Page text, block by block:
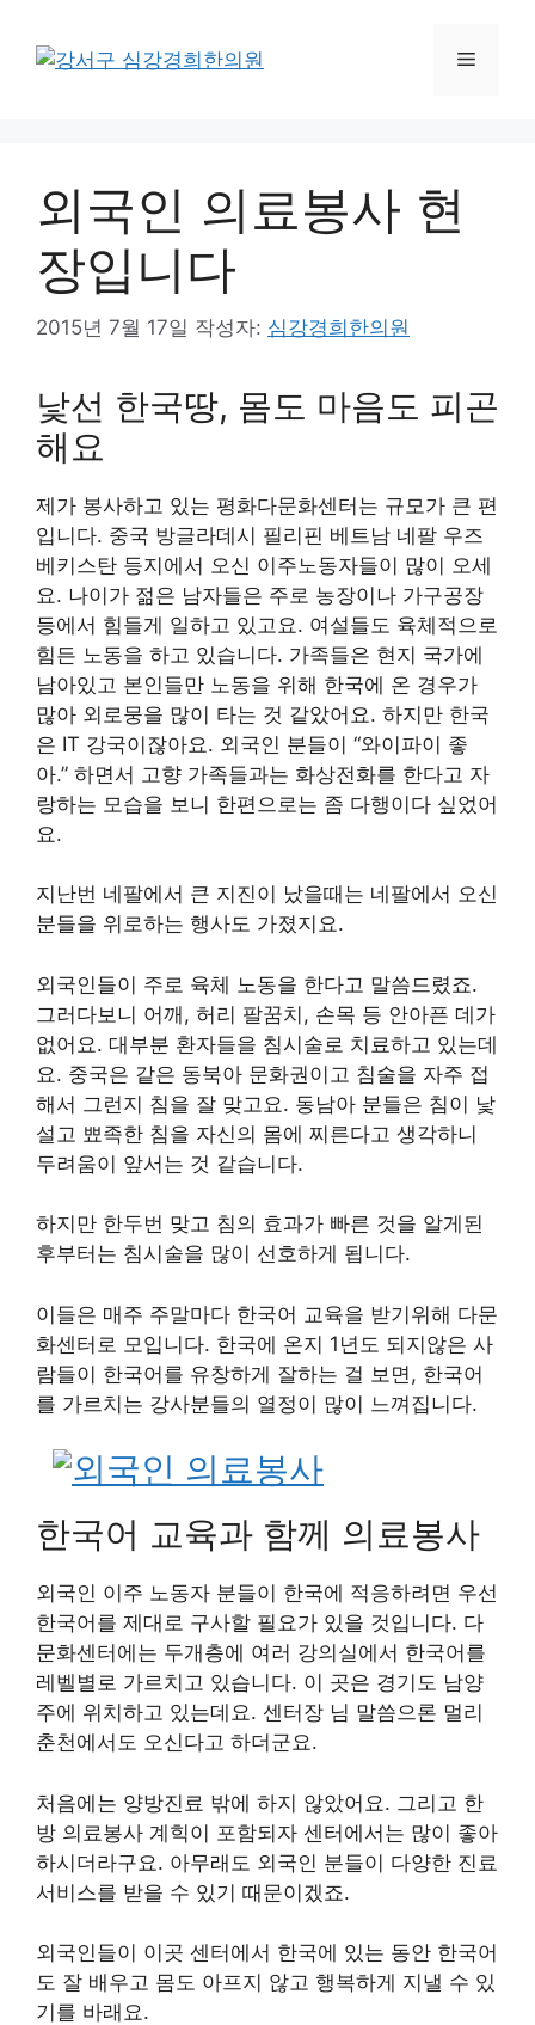
메
외국인 의료봉사 현
장입니다
2015년 7월 17일 작성자: 심강경희한의원
낯선 한국땅, 몸도 마음도 피곤
해요
제가 봉사하고 있는 평화다문화센터는 규모가 큰 편
입니다. 중국 방글라데시 필리핀 베트남 네팔 우즈
베키스탄 등지에서 오신 이주노동자들이 많이 오세
요. 나이가 젊은 남자들은 주로 농장이나 가구공장
등에서 힘들게 일하고 있고요. 여설들도 육체적으로
힘든 노동을 하고 있습니다. 가족들은 현지 국가에
남아있고 본인들만 노동을 위해 한국에 온 경우가
많아 외로뭉을 많이 타는 것 같았어요. 하지만 한국
은 IT 강국이잖아요. 외국인 분들이 “와이파이 좋
아.” 하면서 고향 가족들과는 화상전화를 한다고 자
랑하는 모습을 보니 한편으로는 좀 다행이다 싶었어
요.
지난번 네팔에서 큰 지진이 났을때는 네팔에서 오신
분들을 위로하는 행사도 가졌지요.
외국인들이 주로 육체 노동을 한다고 말씀드렸죠.
그러다보니 어깨, 허리 팔꿈치, 손목 등 안아픈 데가
없어요. 대부분 환자들을 침시술로 치료하고 있는데
요. 중국은 같은 동북아 문화권이고 침술을 자주 접
해서 그런지 침을 잘 맞고요. 동남아 분들은 침이 낯
설고 뾰족한 침을 자신의 몸에 찌른다고 생각하니
두려움이 앞서는 것 같습니다.
하지만 한두번 맞고 침의 효과가 빠른 것을 알게된
후부터는 침시술을 많이 선호하게 됩니다.
이들은 매주 주말마다 한국어 교육을 받기위해 다문
화센터로 모입니다. 한국에 온지 1년도 되지않은 사
람들이 한국어를 유창하게 잘하는 걸 보면, 한국어
를 가르치는 강사분들의 열정이 많이 느껴집니다.
한국어 교육과 함께 의료봉사
외국인 이주 노동자 분들이 한국에 적응하려면 우선
한국어를 제대로 구사할 필요가 있을 것입니다. 다
문화센터에는 두개층에 여러 강의실에서 한국어를
레벨별로 가르치고 있습니다. 이 곳은 경기도 남양
주에 위치하고 있는데요. 센터장 님 말씀으론 멀리
춘천에서도 오신다고 하더군요.
처음에는 양방진료 밖에 하지 않았어요. 그리고 한
방 의료봉사 계힉이 포함되자 센터에서는 많이 좋아
하시더라구요. 아무래도 외국인 분들이 다양한 진료
서비스를 받을 수 있기 때문이겠죠.
외국인들이 이곳 센터에서 한국에 있는 동안 한국어
도 잘 배우고 몸도 아프지 않고 행복하게 지낼 수 있
기를 바래요.